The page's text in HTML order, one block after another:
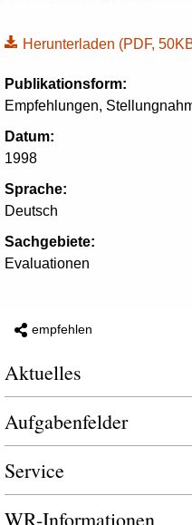
Herunterladen (PDF,
Publikationsform:
Empfehlungen,
Datum:
1998
Sprache:
Deutsch
Sachgebiete:
Evaluationen
empfehlen
Aktuelles
Aufgabenfelder
Service
WR-Informationen